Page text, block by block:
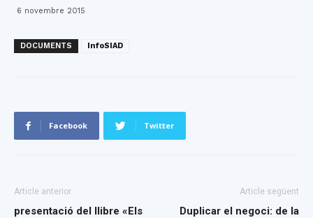
6 novembre 2015
DOCUMENTS InfoSIAD
Facebook Twitter
Article anterior
presentació del llibre «Els
Article següent
Duplicar el negoci: de la